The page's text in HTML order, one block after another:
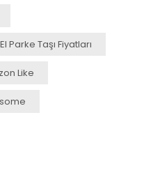
Parke Taşı Fiyatları
Like